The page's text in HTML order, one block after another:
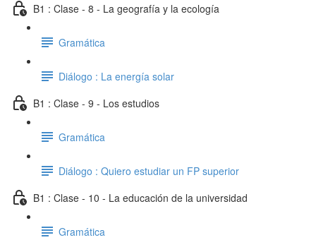
B1 : Clase - 8 - La geografía y la ecología
Gramática
Diálogo : La energía solar
B1 : Clase - 9 - Los estudios
Gramática
Diálogo : Quiero estudiar un FP superior
B1 : Clase - 10 - La educación de la universidad
Gramática